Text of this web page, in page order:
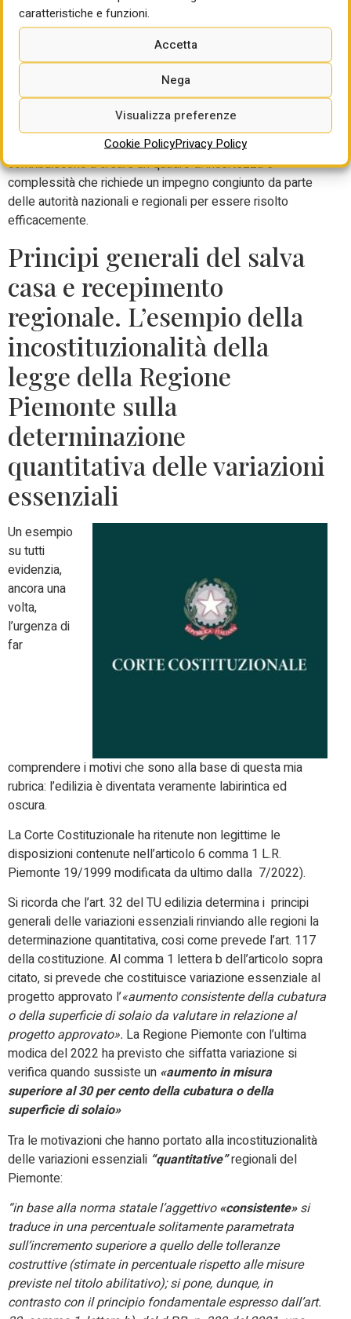
caratteristiche e funzioni.
Accetta
Nega
Visualizza preferenze
Cookie PolicyPrivacy Policy
degli uffici comunali. La situazione è resa ancora più
complessa dalla necessità di confrontare le nuove
disposizioni con le normative regionali esistenti, per
valutare quali irregolarità possono essere sanate e quali
no.
E’ urgente e indifferibile la necessità di un coordinamento
normativo tra le diverse giurisdizioni regionali. Questi fattori
contribuiscono a creare un quadro di incertezza e
complessità che richiede un impegno congiunto da parte
delle autorità nazionali e regionali per essere risolto
efficacemente.
Principi generali del salva
casa e recepimento
regionale. L’esempio della
incostituzionalità della
legge della Regione
Piemonte sulla
determinazione
quantitativa delle variazioni
essenziali
Un esempio
su tutti
evidenzia,
ancora una
volta,
l’urgenza di
far
comprendere i motivi che sono alla base di questa mia
rubrica: l’edilizia è diventata veramente labirintica ed
oscura.
La Corte Costituzionale ha ritenute non legittime le
disposizioni contenute nell’articolo 6 comma 1 L.R.
Piemonte 19/1999 modificata da ultimo dalla 7/2022).
Si ricorda che l’art. 32 del TU edilizia determina i principi
generali delle variazioni essenziali rinviando alle regioni la
determinazione quantitativa, cosi come prevede l’art. 117
della costituzione. Al comma 1 lettera b dell’articolo sopra
citato, si prevede che costituisce variazione essenziale al
progetto approvato l’«aumento consistente della cubatura
o della superficie di solaio da valutare in relazione al
progetto approvato». La Regione Piemonte con l’ultima
modica del 2022 ha previsto che siffatta variazione si
verifica quando sussiste un «aumento in misura
superiore al 30 per cento della cubatura o della
superficie di solaio»
Tra le motivazioni che hanno portato alla incostituzionalità
delle variazioni essenziali “quantitative”regionali del
Piemonte:
“in base alla norma statale l’aggettivo«consistente»si
traduce in una percentuale solitamente parametrata
sull’incremento superiore a quello delle tolleranze
costruttive (stimate in percentuale rispetto alle misure
previste nel titolo abilitativo); si pone, dunque, in
contrasto con il principio fondamentale espresso dall’art.